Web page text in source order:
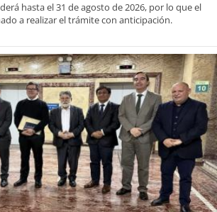
hasta el 31 de agosto de 2026, por lo que el
a realizar el trámite con anticipación.